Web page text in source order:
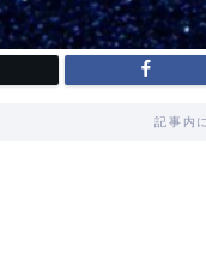
記事内